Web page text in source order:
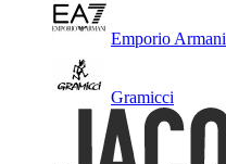
Emporio Armani
Gramicci